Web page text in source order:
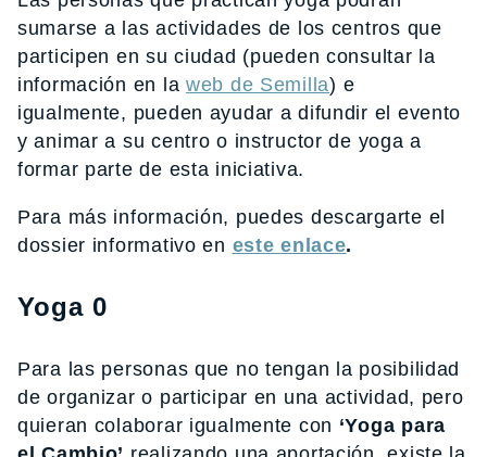
sumarse a las actividades de los centros que
participen en su ciudad (pueden consultar la
información en la web de Semilla) e
igualmente, pueden ayudar a difundir el evento
y animar a su centro o instructor de yoga a
formar parte de esta iniciativa.
Para más información, puedes descargarte el
dossier informativo en este enlace.
Yoga 0
Para las personas que no tengan la posibilidad
de organizar o participar en una actividad, pero
quieran colaborar igualmente con ‘Yoga para